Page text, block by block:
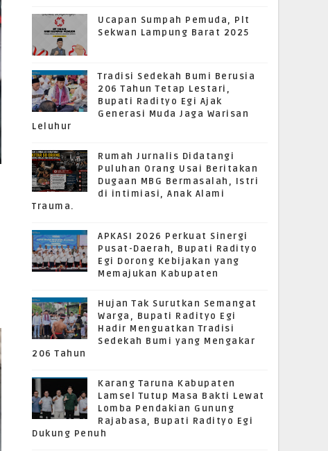
Ucapan Sumpah Pemuda, Plt
Sekwan Lampung Barat 2025
Tradisi Sedekah Bumi Berusia
206 Tahun Tetap Lestari,
Bupati Radityo Egi Ajak
Generasi Muda Jaga Warisan
Leluhur
Rumah Jurnalis Didatangi
Puluhan Orang Usai Beritakan
Dugaan MBG Bermasalah, Istri
di intimiasi, Anak Alami
Trauma.
APKASI 2026 Perkuat Sinergi
Pusat-Daerah, Bupati Radityo
Egi Dorong Kebijakan yang
Memajukan Kabupaten
Hujan Tak Surutkan Semangat
Warga, Bupati Radityo Egi
Hadir Menguatkan Tradisi
Sedekah Bumi yang Mengakar
206 Tahun
Karang Taruna Kabupaten
Lamsel Tutup Masa Bakti Lewat
Lomba Pendakian Gunung
Rajabasa, Bupati Radityo Egi
Dukung Penuh